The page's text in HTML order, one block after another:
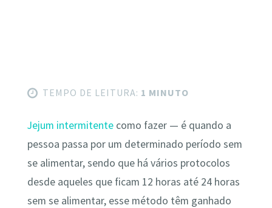
TEMPO DE LEITURA: 1 MINUTO
Jejum intermitentecomo fazer — é quando a
pessoa passa por um determinado período sem
se alimentar, sendo que há vários protocolos
desde aqueles que ficam 12 horas até 24 horas
sem se alimentar, esse método têm ganhado